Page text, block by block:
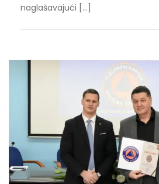
naglašavajući […]